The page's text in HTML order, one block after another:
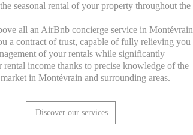
seasonal rental of your property throughout the
all an AirBnb concierge service in Montévrain
a contract of trust, capable of fully relieving you
of your rentals while significantly
income thanks to precise knowledge of the
in Montévrain and surrounding areas.
Discover our services